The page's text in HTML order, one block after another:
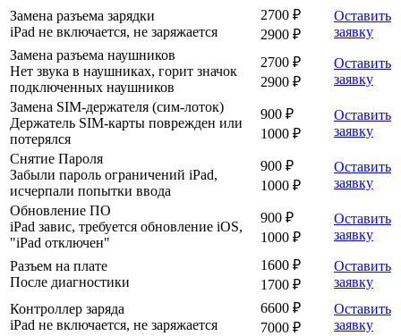
Замена разъема зарядки
iPad не включается, не заряжается
2700 ₽
2900 ₽
Оставить
заявку
Замена разъема наушников
Нет звука в наушниках, горит значок
подключенных наушников
2700 ₽
2900 ₽
Оставить
заявку
Замена SIM-держателя (сим-лоток)
Держатель SIM-карты поврежден или
потерялся
900 ₽
1000 ₽
Оставить
заявку
Снятие Пароля
Забыли пароль ограничений iPad,
исчерпали попытки ввода
900 ₽
1000 ₽
Оставить
заявку
Обновление ПО
iPad завис, требуется обновление iOS,
"iPad отключен"
900 ₽
1000 ₽
Оставить
заявку
Разъем на плате
После диагностики
1600 ₽
1700 ₽
Оставить
заявку
Контроллер заряда
iPad не включается, не заряжается
6600 ₽
7000 ₽
Оставить
заявку